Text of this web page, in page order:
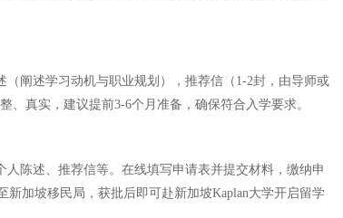
阐述学习动机与职业规划），推荐信（1-2封，由导师或
真实，建议提前3-6个月准备，确保符合入学要求。
陈述、推荐信等。在线填写申请表并提交材料，缴纳申
加坡移民局，获批后即可赴新加坡Kaplan大学开启留学